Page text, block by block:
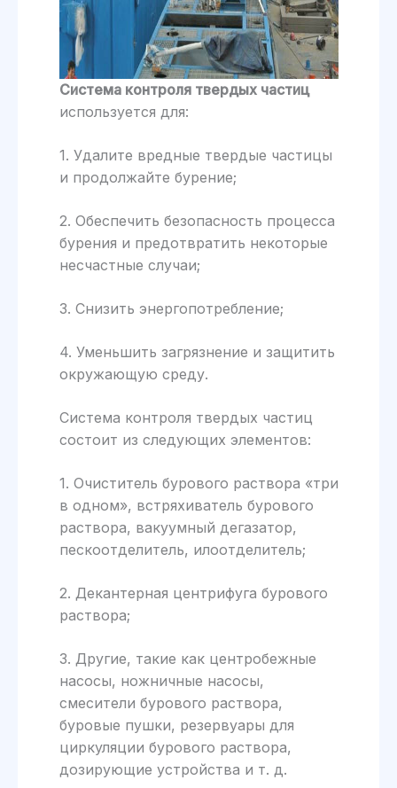
Система контроля твердых частиц
используется для:
1. Удалите вредные твердые частицы
и продолжайте бурение;
2. Обеспечить безопасность процесса
бурения и предотвратить некоторые
несчастные случаи;
3. Снизить энергопотребление;
4. Уменьшить загрязнение и защитить
окружающую среду.
Система контроля твердых частиц
состоит из следующих элементов:
1. Очиститель бурового раствора «три
в одном», встряхиватель бурового
раствора, вакуумный дегазатор,
пескоотделитель, илоотделитель;
2. Декантерная центрифуга бурового
раствора;
3. Другие, такие как центробежные
насосы, ножничные насосы,
смесители бурового раствора,
буровые пушки, резервуары для
циркуляции бурового раствора,
дозирующие устройства и т. д.